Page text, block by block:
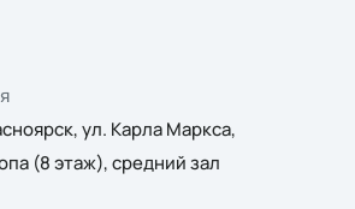
ул. Карла Маркса,
(8 этаж), средний зал